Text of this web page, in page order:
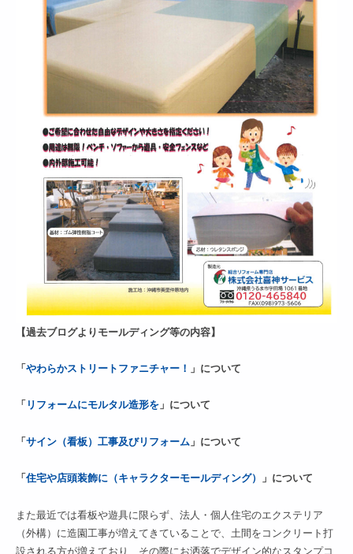
【過去ブログよりモールディング等の内容】
「 やわらかストリートファニチャー！ 」について
「 リフォームにモルタル造形を 」について
「 サイン（看板）工事及びリフォーム 」について
「 住宅や店頭装飾に（キャラクターモールディング） 」について
また最近では看板や遊具に限らず、法人・個人住宅のエクステリア
（外構）に造園工事が増えてきていることで、土間をコンクリート打
設される方が増えており、その際にお洒落でデザイン的なスタンプコ